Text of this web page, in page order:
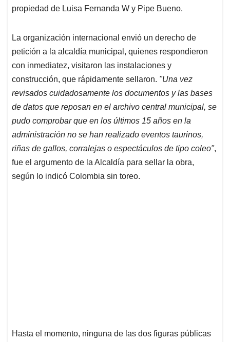
propiedad de Luisa Fernanda W y Pipe Bueno.
La organización internacional envió un derecho de
petición a la alcaldía municipal, quienes respondieron
con inmediatez, visitaron las instalaciones y
construcción, que rápidamente sellaron. "Una vez
revisados cuidadosamente los documentos y las bases
de datos que reposan en el archivo central municipal, se
pudo comprobar que en los últimos 15 años en la
administración no se han realizado eventos taurinos,
riñas de gallos, corralejas o espectáculos de tipo coleo",
fue el argumento de la Alcaldía para sellar la obra,
según lo indicó Colombia sin toreo.
Hasta el momento, ninguna de las dos figuras públicas